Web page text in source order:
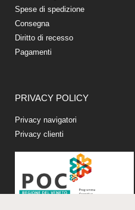
Spese di spedizione
Consegna
Diritto di recesso
Pagamenti
PRIVACY POLICY
Privacy navigatori
Privacy clienti